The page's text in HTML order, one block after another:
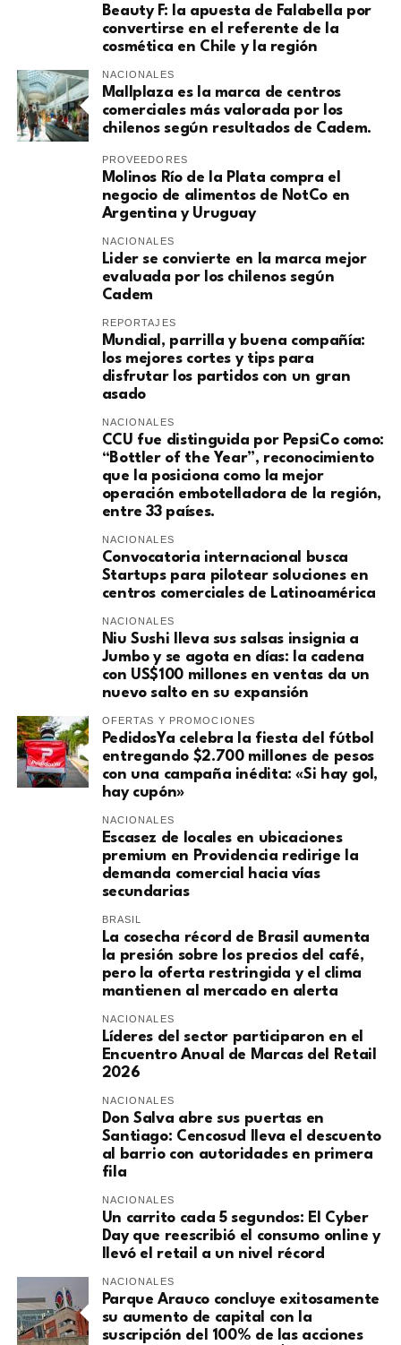
Beauty F: la apuesta de Falabella por
convertirse en el referente de la
cosmética en Chile y la región
NACIONALES
Mallplaza es la marca de centros
comerciales más valorada por los
chilenos según resultados de Cadem.
PROVEEDORES
Molinos Río de la Plata compra el
negocio de alimentos de NotCo en
Argentina y Uruguay
NACIONALES
Lider se convierte en la marca mejor
evaluada por los chilenos según
Cadem
REPORTAJES
Mundial, parrilla y buena compañía:
los mejores cortes y tips para
disfrutar los partidos con un gran
asado
NACIONALES
CCU fue distinguida por PepsiCo como:
“Bottler of the Year”, reconocimiento
que la posiciona como la mejor
operación embotelladora de la región,
entre 33 países.
NACIONALES
Convocatoria internacional busca
Startups para pilotear soluciones en
centros comerciales de Latinoamérica
NACIONALES
Niu Sushi lleva sus salsas insignia a
Jumbo y se agota en días: la cadena
con US$100 millones en ventas da un
nuevo salto en su expansión
OFERTAS Y PROMOCIONES
PedidosYa celebra la fiesta del fútbol
entregando $2.700 millones de pesos
con una campaña inédita: «Si hay gol,
hay cupón»
NACIONALES
Escasez de locales en ubicaciones
premium en Providencia redirige la
demanda comercial hacia vías
secundarias
BRASIL
La cosecha récord de Brasil aumenta
la presión sobre los precios del café,
pero la oferta restringida y el clima
mantienen al mercado en alerta
NACIONALES
Líderes del sector participaron en el
Encuentro Anual de Marcas del Retail
2026
NACIONALES
Don Salva abre sus puertas en
Santiago: Cencosud lleva el descuento
al barrio con autoridades en primera
fila
NACIONALES
Un carrito cada 5 segundos: El Cyber
Day que reescribió el consumo online y
llevó el retail a un nivel récord
NACIONALES
Parque Arauco concluye exitosamente
su aumento de capital con la
suscripción del 100% de las acciones